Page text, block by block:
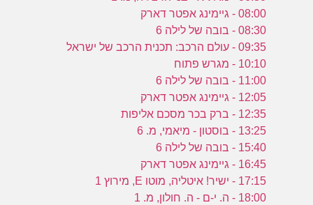
08:00 - גיימינג אפטר דארק
08:30 - בובה של לילה 6
09:35 - עולם הרכב: תכנית הרכב של ישראל
10:10 - מגרש פתוח
11:00 - בובה של לילה 6
12:05 - גיימינג אפטר דארק
12:35 - ברק בכר מסכם אליפות
13:25 - בוסטון - מיאמי, מ. 6
15:40 - בובה של לילה 6
16:45 - גיימינג אפטר דארק
17:15 - ישיר! איטליה, מוטו E, מירוץ 1
18:00 - ה. י-ם - ה. חולון, מ. 1